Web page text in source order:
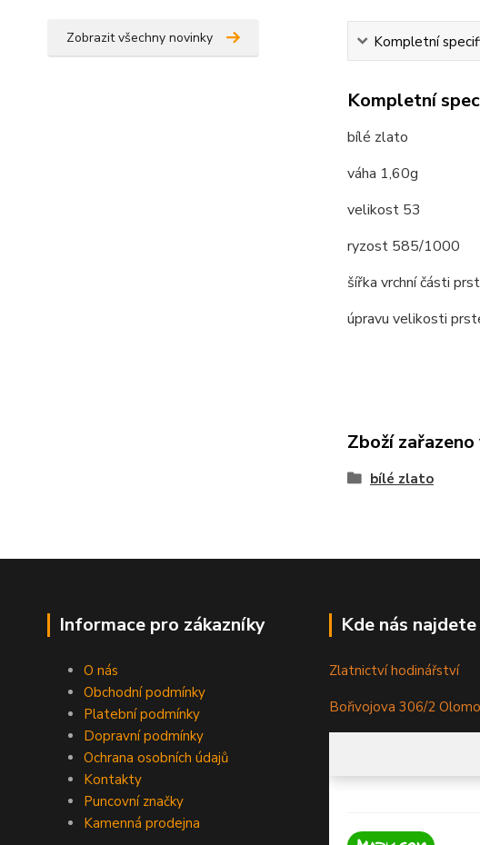
Zobrazit všechny novinky Kompletní
Kompletní
bílé zlato
váha 1,60g
velikost 53
ryzost 585/1000
šířka vrchní části
úpravu velikosti
Zboží
bílé zlato
Informace pro zákazníky
O nás
Obchodní podmínky
Platební podmínky
Dopravní podmínky
Ochrana osobních údajů
Kontakty
Puncovní značky
Kamenná prodejna
Kde nás najdete
Zlatnictví hodinářství
Bořivojova 306/2